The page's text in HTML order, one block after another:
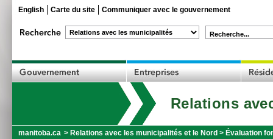
English Carte du site Communiquer avec le gouvernement
Recherche...
Relations
manitoba.ca > Relations avec les municipalités et le Nord > Évaluation